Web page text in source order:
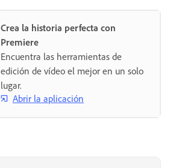
Crea la historia perfecta con
Premiere
Encuentra las herramientas de
edición de vídeo el mejor en un solo
lugar.
Abrir la aplicación